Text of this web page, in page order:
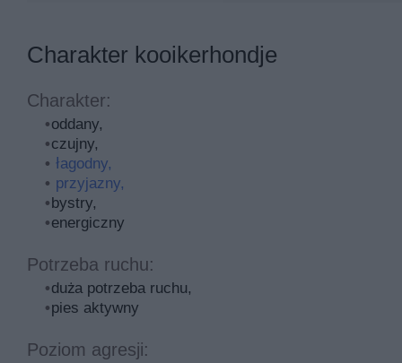
Charakter kooikerhondje
Charakter:
oddany,
czujny,
łagodny,
przyjazny,
bystry,
energiczny
Potrzeba ruchu:
duża potrzeba ruchu,
pies aktywny
Poziom agresji: